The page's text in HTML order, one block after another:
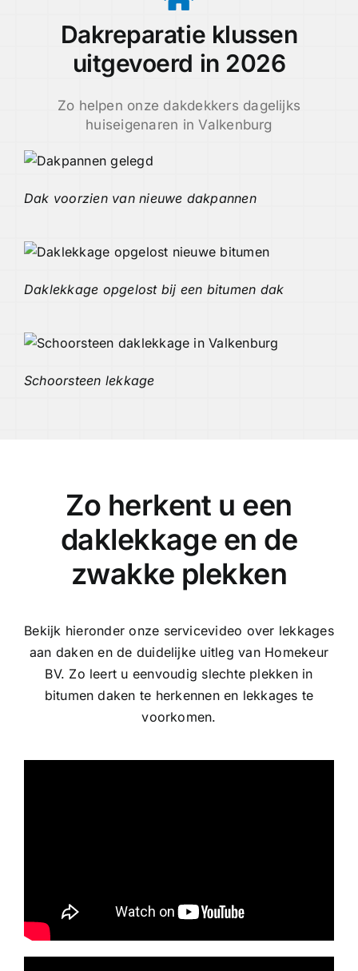
Dakreparatie klussen
uitgevoerd in 2026
Zo helpen onze dakdekkers dagelijks
huiseigenaren in Valkenburg
Dak voorzien van nieuwe dakpannen
Daklekkage opgelost bij een bitumen dak
Schoorsteen lekkage
Zo herkent u een
daklekkage en de
zwakke plekken
Bekijk hieronder onze servicevideo over lekkages
aan daken en de duidelijke uitleg van Homekeur
BV. Zo leert u eenvoudig slechte plekken in
bitumen daken te herkennen en lekkages te
voorkomen.